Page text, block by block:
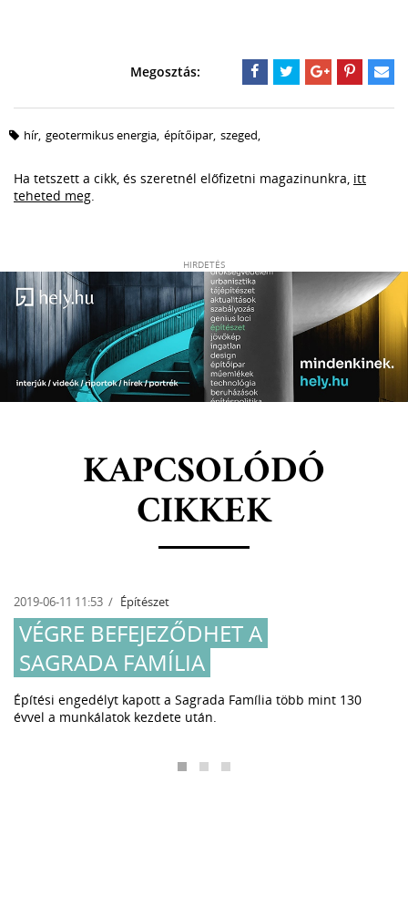
hír, geotermikus energia, építőipar, szeged,
Ha tetszett a cikk, és szeretnél előfizetni magazinunkra, itt
teheted meg.
HIRDETÉS
KAPCSOLÓDÓ
CIKKEK
2019-06-11 11:53 Építészet
VÉGRE BEFEJEZŐDHET A
SAGRADA FAMÍLIA
Építési engedélyt kapott a Sagrada Família több mint 130
évvel a munkálatok kezdete után.